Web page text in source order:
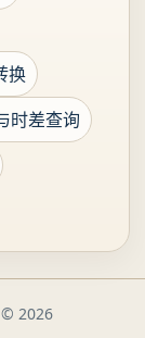
换
时差查询
© 2026